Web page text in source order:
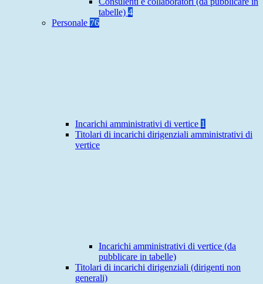
tabelle) 4
Personale 76
Incarichi amministrativi di vertice 1
Titolari di incarichi dirigenziali amministrativi di
vertice
Incarichi amministrativi di vertice (da
pubblicare in tabelle)
Titolari di incarichi dirigenziali (dirigenti non
generali)